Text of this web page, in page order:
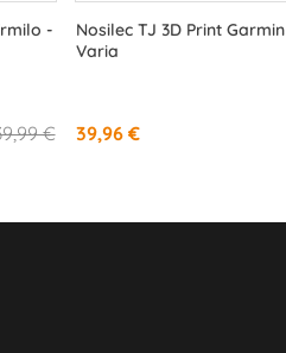
-
€
Nosilec TJ 3D Print Garmin
Varia
39,96 €